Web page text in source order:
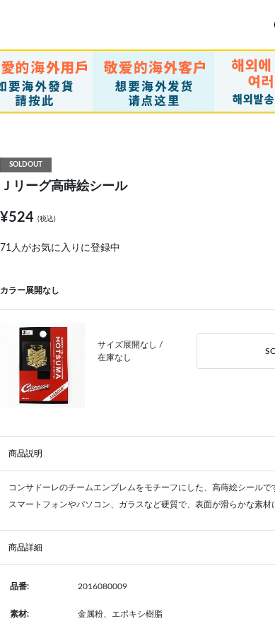
SOLDOUT
Ｊリーグ高蒔絵シール
¥524 (税込)
71人がお気に入りに登録中
カラー展開なし
サイズ展開なし /
在庫なし
商品説明
コンサドーレのチームエンブレムをモチーフにした、高蒔絵シールで
スマートフォンやパソコン、ガラスなど硬質で、表面が滑らかな素材
商品詳細
品番: 2016080009
素材: 金属粉、エポキシ樹脂